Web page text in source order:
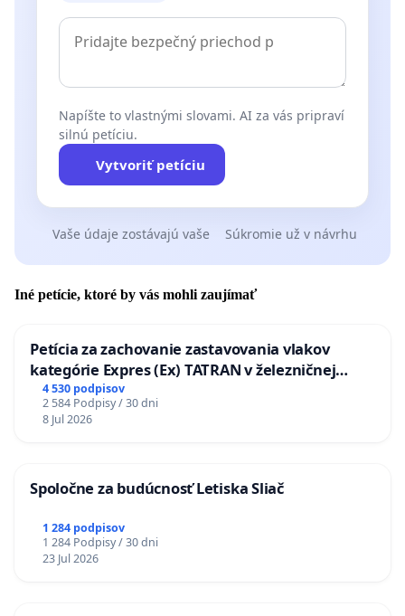
Napíšte to vlastnými slovami. AI za vás pripraví
silnú petíciu.
Vytvoriť petíciu
Vaše údaje zostávajú vaše Súkromie už v návrhu
Iné petície, ktoré by vás mohli zaujímať
Petícia za zachovanie zastavovania vlakov
kategórie Expres (Ex) TATRAN v železničnej
stanici Púchov
4 530 podpisov
2 584 Podpisy / 30 dni
8 Jul 2026
Spoločne za budúcnosť Letiska Sliač
1 284 podpisov
1 284 Podpisy / 30 dni
23 Jul 2026